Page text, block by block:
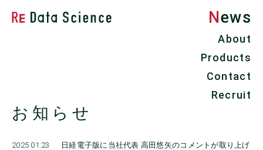
Re Data Science株式会社 News
About
Products
Contact
Recruit
お知らせ
2025.01.23
日経電子版に当社代表 高田悠矢のコメントが取り上げ